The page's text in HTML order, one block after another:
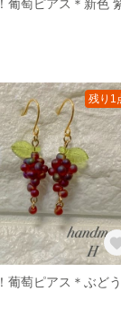
残り1